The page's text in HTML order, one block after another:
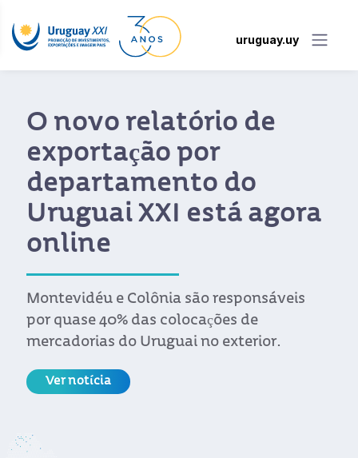
uruguay.uy
O novo relatório de
exportação por
departamento do
Uruguai XXI está agora
online
Montevidéu e Colônia são responsáveis
por quase 40% das colocações de
mercadorias do Uruguai no exterior.
Ver notícia